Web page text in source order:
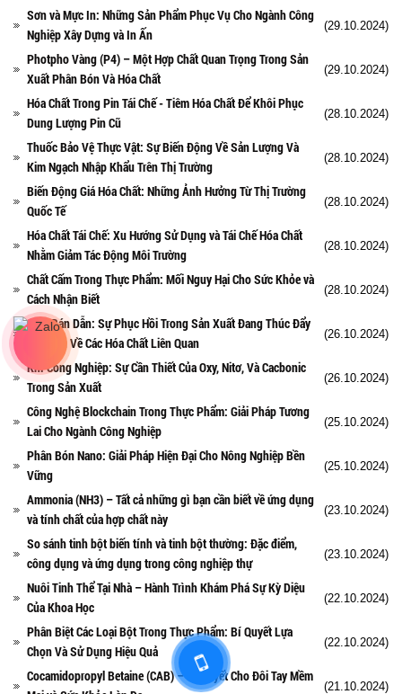
Sơn và Mực In: Những Sản Phẩm Phục Vụ Cho Ngành Công
Nghiệp Xây Dựng và In Ấn
(29.10.2024)
Photpho Vàng (P4) – Một Hợp Chất Quan Trọng Trong Sản
Xuất Phân Bón Và Hóa Chất
(29.10.2024)
Hóa Chất Trong Pin Tái Chế - Tiêm Hóa Chất Để Khôi Phục
Dung Lượng Pin Cũ
(28.10.2024)
Thuốc Bảo Vệ Thực Vật: Sự Biến Động Về Sản Lượng Và
Kim Ngạch Nhập Khẩu Trên Thị Trường
(28.10.2024)
Biến Động Giá Hóa Chất: Những Ảnh Hưởng Từ Thị Trường
Quốc Tế
(28.10.2024)
Hóa Chất Tái Chế: Xu Hướng Sử Dụng và Tái Chế Hóa Chất
Nhằm Giảm Tác Động Môi Trường
(28.10.2024)
Chất Cấm Trong Thực Phẩm: Mối Nguy Hại Cho Sức Khỏe và
Cách Nhận Biết
(28.10.2024)
Chất Bán Dẫn: Sự Phục Hồi Trong Sản Xuất Đang Thúc Đẩy
Nhu Cầu Về Các Hóa Chất Liên Quan
(26.10.2024)
Khí Công Nghiệp: Sự Cần Thiết Của Oxy, Nitơ, Và Cacbonic
Trong Sản Xuất
(26.10.2024)
Công Nghệ Blockchain Trong Thực Phẩm: Giải Pháp Tương
Lai Cho Ngành Công Nghiệp
(25.10.2024)
Phân Bón Nano: Giải Pháp Hiện Đại Cho Nông Nghiệp Bền
Vững
(25.10.2024)
Ammonia (NH3) – Tất cả những gì bạn cần biết về ứng dụng
và tính chất của hợp chất này
(23.10.2024)
So sánh tinh bột biến tính và tinh bột thường: Đặc điểm,
công dụng và ứng dụng trong công nghiệp thự
(23.10.2024)
Nuôi Tinh Thể Tại Nhà – Hành Trình Khám Phá Sự Kỳ Diệu
Của Khoa Học
(22.10.2024)
Phân Biệt Các Loại Bột Trong Thực Phẩm: Bí Quyết Lựa
Chọn Và Sử Dụng Hiệu Quả
(22.10.2024)
Cocamidopropyl Betaine (CAB) – Bí Quyết Cho Đôi Tay Mềm
(21.10.2024)